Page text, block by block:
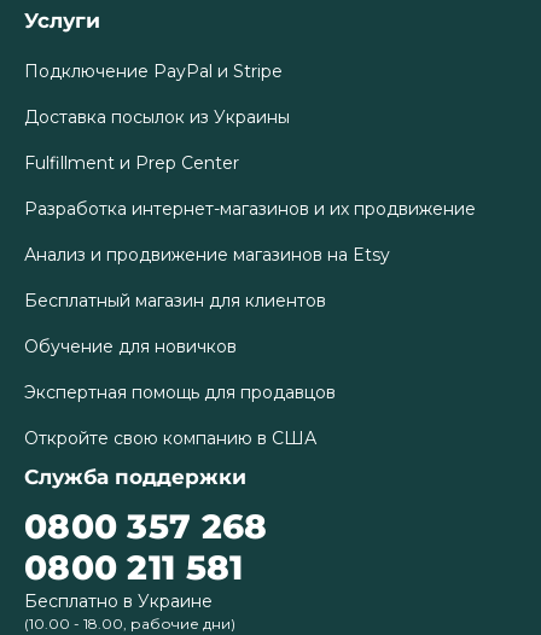
Услуги
Подключение PayPal и Stripe
Доставка посылок из Украины
Fulfillment и Prep Center
Разработка интернет-магазинов и их продвижение
Анализ и продвижение магазинов на Etsy
Бесплатный магазин для клиентов
Обучение для новичков
Экспертная помощь для продавцов
Откройте свою компанию в США
Служба поддержки
0800 357 268
0800 211 581
Бесплатно в Украине
(10.00 - 18.00, рабочие дни)